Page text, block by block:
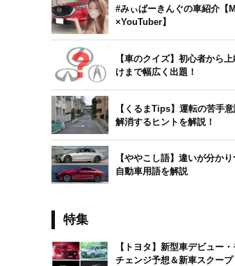
#みぃぱーきんぐの車紹介【
×YouTuber】
【車のクイズ】初心者から
けまで幅広く出題！
【くるまTips】運転の苦手
解消するヒントを解説！
【ややこし語】違いが分か
自動車用語を解説
特集
【トヨタ】新型車デビュー
チェンジ予想＆新車スクープ